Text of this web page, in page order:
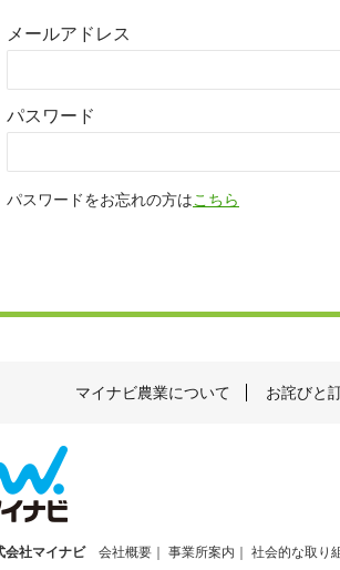
メールアドレス
パスワード
パスワードをお忘れの方はこちら
マイナビ農業について お詫びと
会社マイナビ 会社概要 事業所案内 社会的な取り